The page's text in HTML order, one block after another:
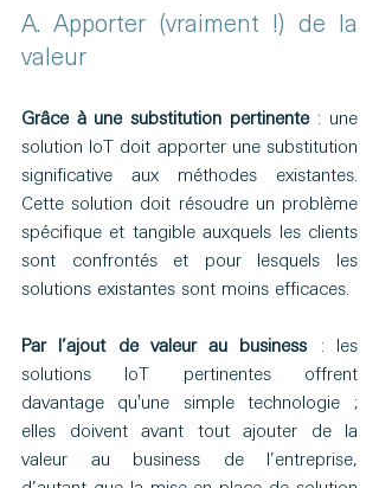
A. Apporter (vraiment !) de la
valeur
Grâce à une substitution pertinente : une
solution IoT doit apporter une substitution
significative aux méthodes existantes.
Cette solution doit résoudre un problème
spécifique et tangible auxquels les clients
sont confrontés et pour lesquels les
solutions existantes sont moins efficaces.
Par l’ajout de valeur au business : les
solutions IoT pertinentes offrent
davantage qu'une simple technologie ;
elles doivent avant tout ajouter de la
valeur au business de l’entreprise,